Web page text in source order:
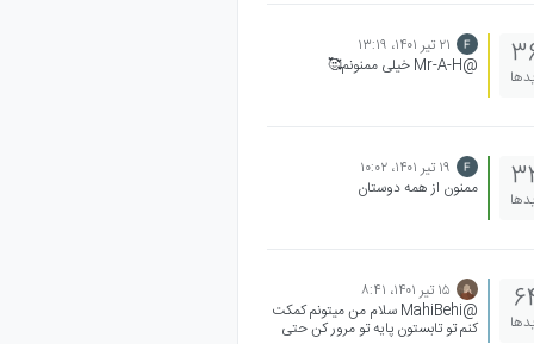
۲۱ تیر ۱۴۰۱،‏ ۱۳:۱۹
@Mr-A-H خیلی ممنونم🥰
۱۹ تیر ۱۴۰۱،‏ ۱۰:۰۲
ممنون از همه دوستان
۱۵ تیر ۱۴۰۱،‏ ۸:۴۱
@MahiBehi سلام من میتونم کمکت
کنم تو تابستون پایه تو مرور کن حتی